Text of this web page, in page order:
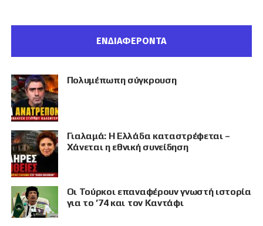
ΕΝΔΙΑΦΕΡΟΝΤΑ
Πολυμέπωπη σύγκρουση
Γιαλαμά: Η Ελλάδα καταστρέφεται –
Χάνεται η εθνική συνείδηση
Οι Τούρκοι επαναφέρουν γνωστή ιστορία
για το ’74 και τον Καντάφι